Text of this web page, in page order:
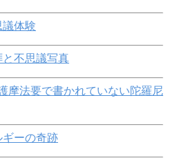
体験
不思議写真
摩法要で書かれていない陀羅尼
ギーの奇跡